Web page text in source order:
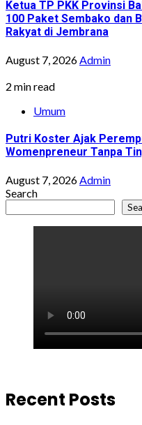
Ketua TP PKK Provinsi
100 Paket Sembako dan
Rakyat di Jembrana
August 7, 2026Admin
2 min read
Umum
Putri Koster Ajak
Womenpreneur Tanpa
August 7, 2026Admin
Search
Recent Posts